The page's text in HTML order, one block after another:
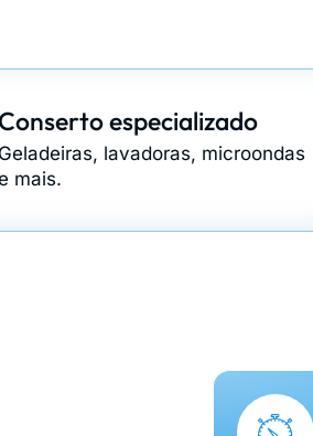
Conserto especializado
Geladeiras, lavadoras, microondas
mais.